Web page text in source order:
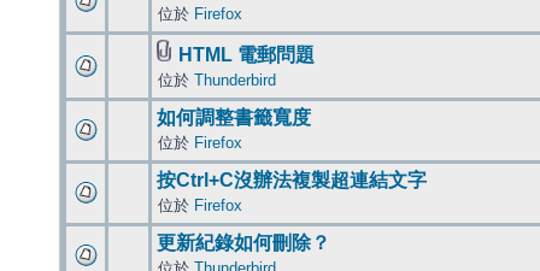
位於 Firefox
HTML 電郵問題
位於 Thunderbird
如何調整書籤寬度
位於 Firefox
按Ctrl+C沒辦法複製超連結文字
位於 Firefox
更新紀錄如何刪除？